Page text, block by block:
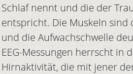
Schlaf nennt und die der
entspricht. Die Muskeln
und die Aufwachschwelle
EEG-Messungen herrscht in
Hirnaktivität, die mit jener